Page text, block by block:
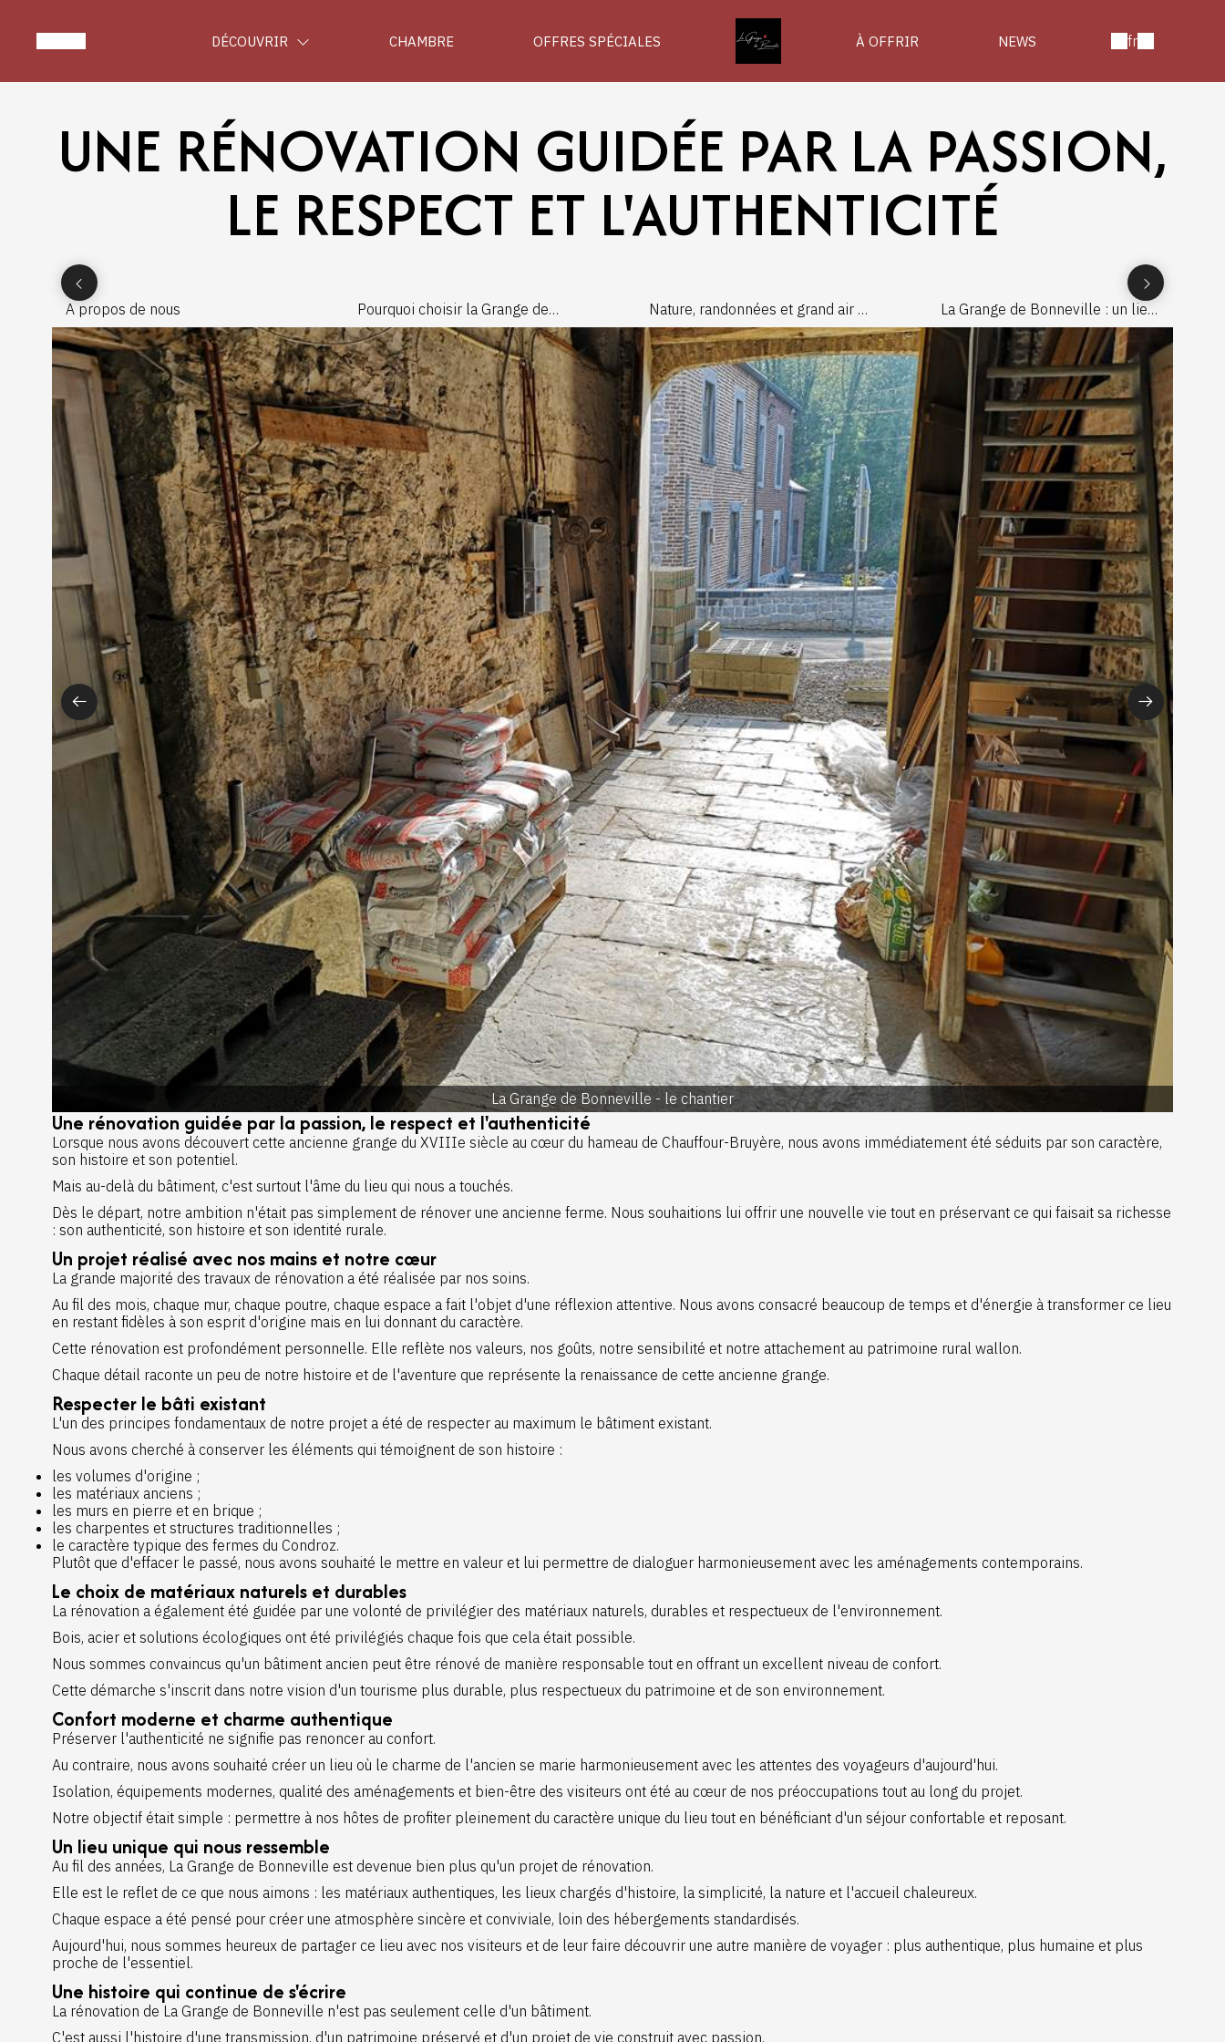
DÉCOUVRIR CHAMBRE OFFRES SPÉCIALES À OFFRIR NEWS fr
UNE RÉNOVATION GUIDÉE PAR LA PASSION,
LE RESPECT ET L'AUTHENTICITÉ
A propos de nous
Pourquoi choisir la Grange de
Bonneville pour un weekend
nature en Wallonie ?
Nature, randonnées et grand air :
découvrez l'environnement
exceptionnel de La Grange de
Bonneville
La Grange de Bonneville : un lieu
chargé d’histoire au cœur de la
campagne wallonne
La Grange de Bonneville - le chantier
Une rénovation guidée par la passion, le respect et l'authenticité
Lorsque nous avons découvert cette ancienne grange du XVIIIe siècle au cœur du hameau de Chauffour-Bruyère, nous avons immédiatement été séduits par son caractère,
son histoire et son potentiel.
Mais au-delà du bâtiment, c'est surtout l'âme du lieu qui nous a touchés.
Dès le départ, notre ambition n'était pas simplement de rénover une ancienne ferme. Nous souhaitions lui offrir une nouvelle vie tout en préservant ce qui faisait sa richesse
: son authenticité, son histoire et son identité rurale.
Un projet réalisé avec nos mains et notre cœur
La grande majorité des travaux de rénovation a été réalisée par nos soins.
Au fil des mois, chaque mur, chaque poutre, chaque espace a fait l'objet d'une réflexion attentive. Nous avons consacré beaucoup de temps et d'énergie à transformer ce lieu
en restant fidèles à son esprit d'origine mais en lui donnant du caractère.
Cette rénovation est profondément personnelle. Elle reflète nos valeurs, nos goûts, notre sensibilité et notre attachement au patrimoine rural wallon.
Chaque détail raconte un peu de notre histoire et de l'aventure que représente la renaissance de cette ancienne grange.
Respecter le bâti existant
L'un des principes fondamentaux de notre projet a été de respecter au maximum le bâtiment existant.
Nous avons cherché à conserver les éléments qui témoignent de son histoire :
les volumes d'origine ;
les matériaux anciens ;
les murs en pierre et en brique ;
les charpentes et structures traditionnelles ;
le caractère typique des fermes du Condroz.
Plutôt que d'effacer le passé, nous avons souhaité le mettre en valeur et lui permettre de dialoguer harmonieusement avec les aménagements contemporains.
Le choix de matériaux naturels et durables
La rénovation a également été guidée par une volonté de privilégier des matériaux naturels, durables et respectueux de l'environnement.
Bois, acier et solutions écologiques ont été privilégiés chaque fois que cela était possible.
Nous sommes convaincus qu'un bâtiment ancien peut être rénové de manière responsable tout en offrant un excellent niveau de confort.
Cette démarche s'inscrit dans notre vision d'un tourisme plus durable, plus respectueux du patrimoine et de son environnement.
Confort moderne et charme authentique
Préserver l'authenticité ne signifie pas renoncer au confort.
Au contraire, nous avons souhaité créer un lieu où le charme de l'ancien se marie harmonieusement avec les attentes des voyageurs d'aujourd'hui.
Isolation, équipements modernes, qualité des aménagements et bien-être des visiteurs ont été au cœur de nos préoccupations tout au long du projet.
Notre objectif était simple : permettre à nos hôtes de profiter pleinement du caractère unique du lieu tout en bénéficiant d'un séjour confortable et reposant.
Un lieu unique qui nous ressemble
Au fil des années, La Grange de Bonneville est devenue bien plus qu'un projet de rénovation.
Elle est le reflet de ce que nous aimons : les matériaux authentiques, les lieux chargés d'histoire, la simplicité, la nature et l'accueil chaleureux.
Chaque espace a été pensé pour créer une atmosphère sincère et conviviale, loin des hébergements standardisés.
Aujourd'hui, nous sommes heureux de partager ce lieu avec nos visiteurs et de leur faire découvrir une autre manière de voyager : plus authentique, plus humaine et plus
proche de l'essentiel.
Une histoire qui continue de s'écrire
La rénovation de La Grange de Bonneville n'est pas seulement celle d'un bâtiment.
C'est aussi l'histoire d'une transmission, d'un patrimoine préservé et d'un projet de vie construit avec passion.